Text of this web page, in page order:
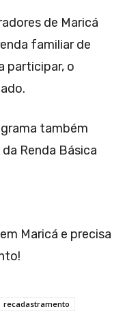
de Maricá
familiar de
participar, o
também
Renda Básica
Maricá e precisa
recadastramento